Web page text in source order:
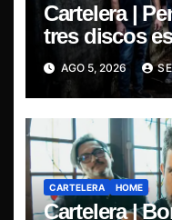
Cartelera |
tres discos
leyendas del
AGO 5, 2026
CARTELERA HOME
Cartelera |